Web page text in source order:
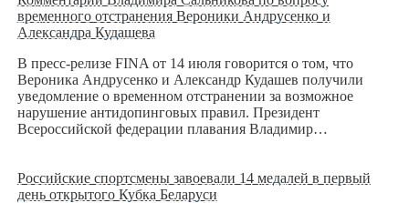
временного отстранения Вероники Андрусенко и
Александра Кудашева
В пресс-релизе FINA от 14 июля говорится о том, что
Вероника Андрусенко и Александр Кудашев получили
уведомление о временном отстранении за возможное
нарушение антидопинговых правил. Президент
Всероссийской федерации плавания Владимир…
Российские спортсмены завоевали 14 медалей в первый
день открытого Кубка Беларуси